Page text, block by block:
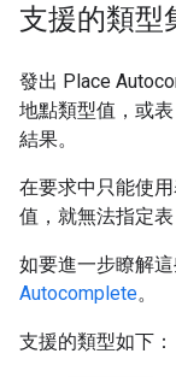
支援的類型
發出 Place
地點類型值，或
結果。
在要求中只能使
值，就無法指定表
如要進一步瞭解
Autocomplete。
支援的類型如下：